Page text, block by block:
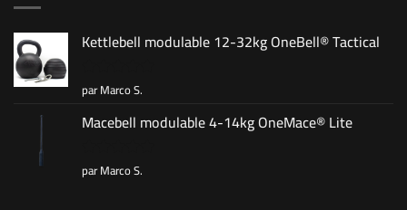
Kettlebell modulable 12-32kg OneBell® Tactical
Note5sur
5
par Marco S.
Macebell modulable 4-14kg OneMace® Lite
Note5sur
5
par Marco S.